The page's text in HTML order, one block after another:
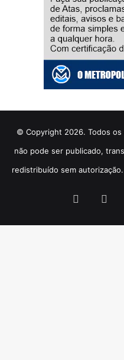
© Copyright 2026. Todos
não pode ser publicado,
redistribuído sem
Facebook